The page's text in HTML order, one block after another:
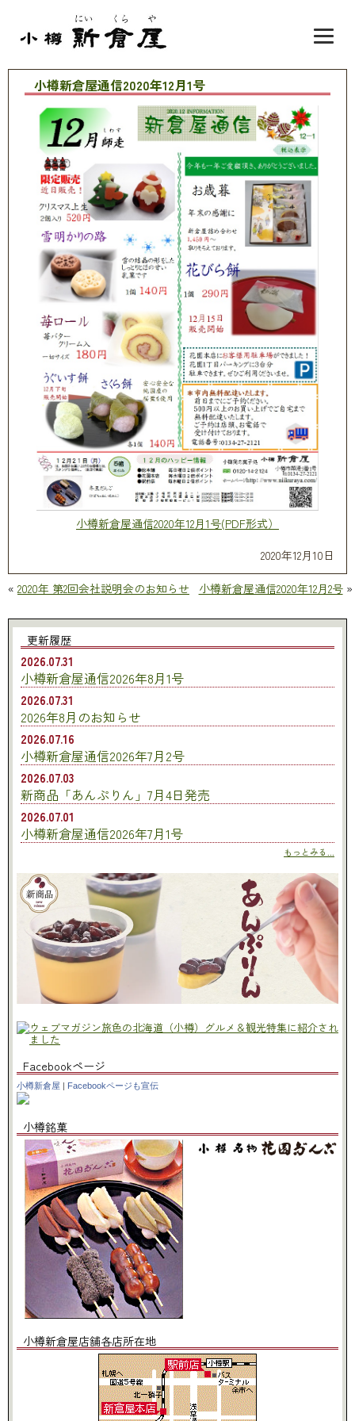
小樽新倉屋通信2020年12月1号
小樽新倉屋通信2020年12月1号(PDF形式）
2020年12月10日
« 2020年 第2回会社説明会のお知らせ 小樽新倉屋通信2020年12月2号»
更新履歴
2026.07.31
小樽新倉屋通信2026年8月1号
2026.07.31
2026年8月のお知らせ
2026.07.16
小樽新倉屋通信2026年7月2号
2026.07.03
新商品「あんぷりん」7月4日発売
2026.07.01
小樽新倉屋通信2026年7月1号
もっとみる...
Facebookページ
小樽新倉屋 | Facebookページも宣伝
小樽銘菓
小樽新倉屋店舗各店所在地